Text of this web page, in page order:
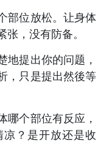
部位放松。让身体
，没有防备。
地提出你的问题，
，只是提出然後等
哪个部位有反应，
？是开放还是收